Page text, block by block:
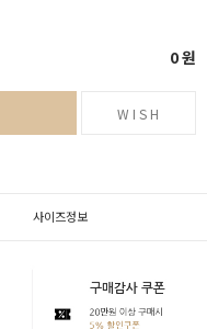
0원
WISH
사이즈정보